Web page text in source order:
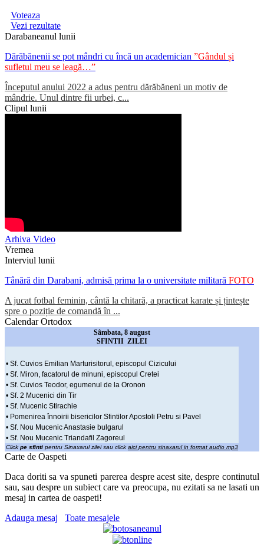
Voteaza
Vezi rezultate
Darabaneanul lunii
Dărăbănenii se pot mândri cu încă un academician ”Gândul și
sufletul meu se leagă…”
Începutul anului 2022 a adus pentru dărăbăneni un motiv de
mândrie. Unul dintre fii urbei, c...
Clipul lunii
Arhiva Video
Vremea
Interviul lunii
Tânără din Darabani, admisă prima la o universitate militară FOTO
A jucat fotbal feminin, cântă la chitară, a practicat karate și țintește
spre o poziție de comandă în ...
Calendar Ortodox
Sâmbata, 8 august
SFINTII ZILEI
• Sf. Cuvios Emilian Marturisitorul, episcopul Cizicului
• Sf. Miron, facatorul de minuni, episcopul Cretei
• Sf. Cuvios Teodor, egumenul de la Oronon
• Sf. 2 Mucenici din Tir
• Sf. Mucenic Stirachie
• Pomenirea înnoirii bisericilor Sfintilor Apostoli Petru si Pavel
• Sf. Nou Mucenic Anastasie bulgarul
• Sf. Nou Mucenic Triandafil Zagoreul
Click pe sfinti pentru Sinaxarul zilei sau click aici pentru sinaxarul in format audio mp3
Carte de Oaspeti
Daca doriti sa va spuneti parerea despre acest site, despre continutul
sau, sau despre un subiect care va preocupa, nu ezitati sa ne lasati un
mesaj in cartea de oaspeti!
Adauga mesaj
Toate mesajele